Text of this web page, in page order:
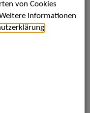
Tischtennis
von Cookies
Informationen